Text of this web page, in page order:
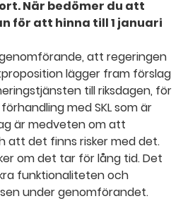
När bedömer du att
för att hinna till 1 januari
att regeringen
lägger fram förslag
till riksdagen, för
med SKL som är
är medveten om att
att det finns risker med det.
om det tar för lång tid. Det
funktionaliteten och
under genomförandet.